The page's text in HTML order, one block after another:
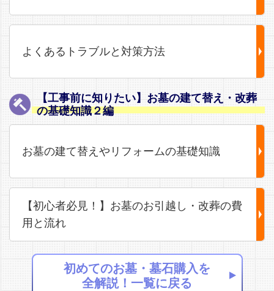
よくあるトラブルと対策方法
【工事前に知りたい】お墓の建て替え・改葬
の基礎知識２編
お墓の建て替えやリフォームの基礎知識
【初心者必見！】お墓のお引越し・改葬の費
用と流れ
初めてのお墓・墓石購入を
全解説！一覧に戻る